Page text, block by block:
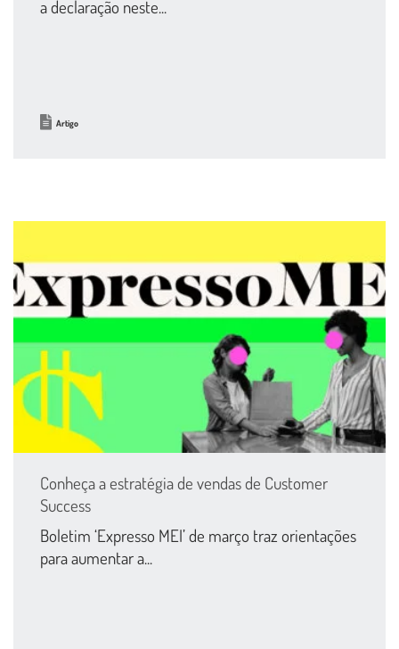
a declaração neste...
Artigo
Conheça a estratégia de vendas de Customer
Success
Boletim ‘Expresso MEI’ de março traz orientações
para aumentar a...